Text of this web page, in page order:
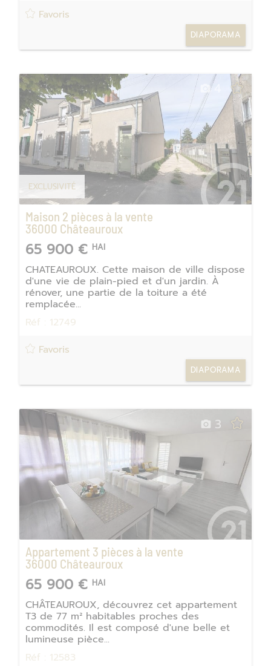
Favoris
DIAPORAMA
EXCLUSIVITÉ
Maison 2 pièces à la vente
36000 Châteauroux
65 900 € HAI
CHATEAUROUX. Cette maison de ville dispose
d'une vie de plain-pied et d'un jardin. À
rénover, une partie de la toiture a été
remplacée...
Réf : 12749
Favoris
DIAPORAMA
3
Appartement 3 pièces à la vente
36000 Châteauroux
65 900 € HAI
CHÂTEAUROUX, découvrez cet appartement
T3 de 77 m² habitables proches des
commodités. Il est composé d'une belle et
lumineuse pièce...
Réf : 12583